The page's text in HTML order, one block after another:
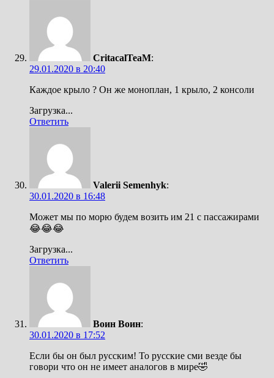
CritacalTeaM:
29.01.2020 в 20:40
Каждое крыло ? Он же моноплан, 1 крыло, 2 консоли
Загрузка...
Ответить
Valerii Semenhyk:
30.01.2020 в 16:48
Может мы по морю будем возить им 21 с пассажирами
😂😂😂
Загрузка...
Ответить
Воин Воин:
30.01.2020 в 17:52
Если бы он был русским! То русские сми везде бы
говори что он не имеет аналогов в мире🤣